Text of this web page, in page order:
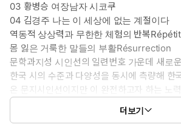
03 황병승 여장남자 시코쿠
04 김경주 나는 이 세상에 없는 계절이다
역동적 상상력과 무한한 체험의 반복
몸 잃은 거룩한 말들의 부활Résurrection
문학과지성 시인선의 일련번호 가운데 새로운
한국 시의 수준과 다양성을 동시에 측량해 한
온 문지시인선이지만 이 완전하고자 하는 노
발치는 망망한 말의 유랑이 있었음을 아쉬워
만 이러한 거룩한 유랑들이 출판 환경과 개인
더보기